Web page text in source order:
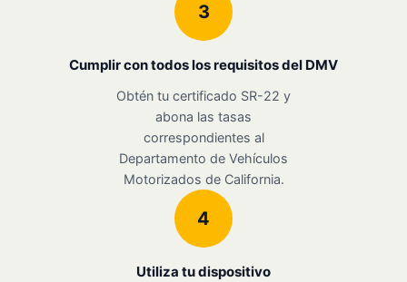
3
Cumplir con todos los requisitos del DMV
Obtén tu certificado SR-22 y
abona las tasas
correspondientes al
Departamento de Vehículos
Motorizados de California.
4
Utiliza tu dispositivo